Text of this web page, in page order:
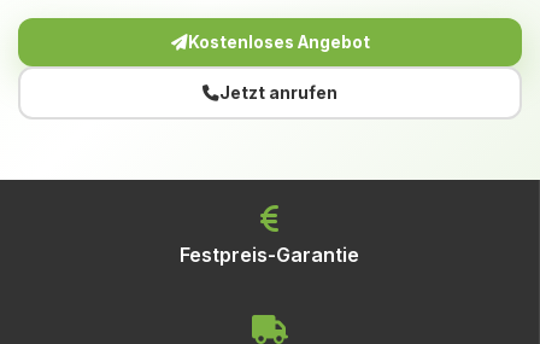
Kostenloses Angebot
Jetzt anrufen
Festpreis-Garantie